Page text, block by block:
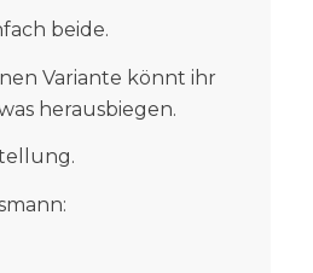
beide.
Variante könnt ihr
herausbiegen.